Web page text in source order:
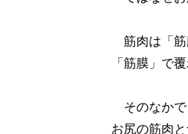
筋肉は「筋
「筋膜」で
そのなかで
お尻の筋肉と